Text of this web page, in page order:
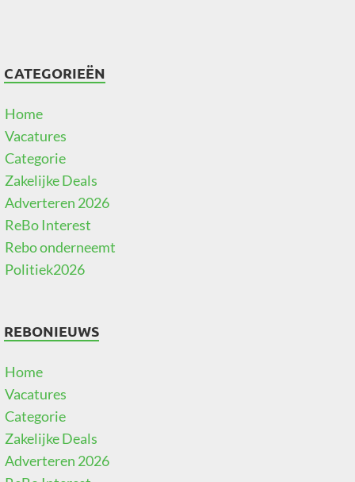
CATEGORIEËN
Home
Vacatures
Categorie
Zakelijke Deals
Adverteren 2026
ReBo Interest
Rebo onderneemt
Politiek2026
REBONIEUWS
Home
Vacatures
Categorie
Zakelijke Deals
Adverteren 2026